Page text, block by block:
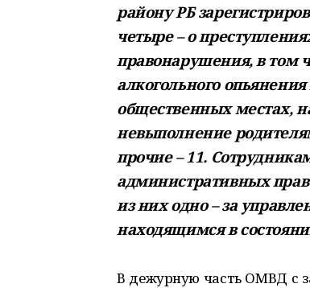
району РБ
четыре – о
правонарушения, в том
алкогольного
общественных местах,
невыполнение
прочие – 11.
административных
из них одно – за
находящимся в
В дежурную часть ОМВД с